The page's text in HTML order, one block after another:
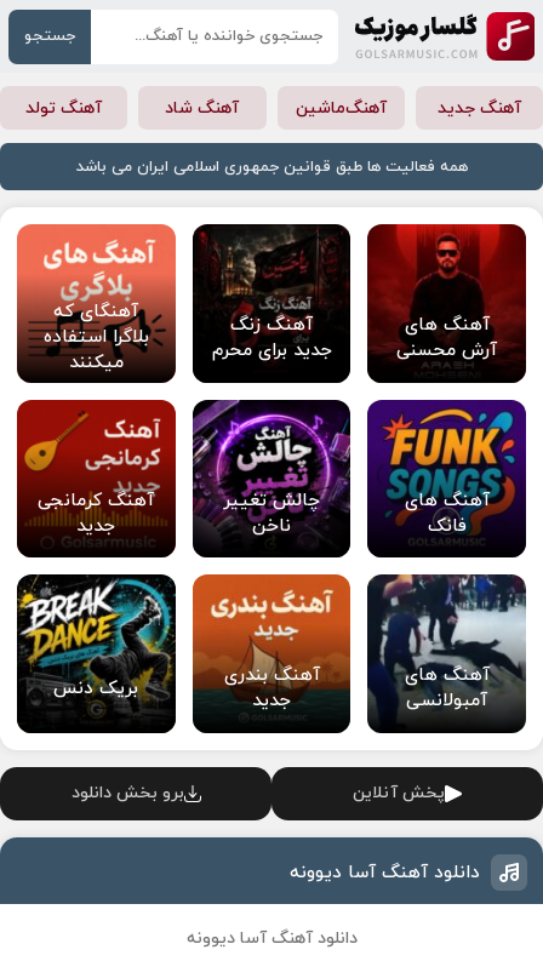
جستجو
آهنگ جدید آهنگ‌ماشین آهنگ شاد آهنگ تولد
همه فعالیت ها طبق قوانین جمهوری اسلامی ایران می باشد
آهنگ های
آرش محسنی
آهنگ زنگ
جدید برای محرم
آهنگای که
بلاگرا استفاده
میکنند
آهنگ های
فانک
چالش تغییر
ناخن
آهنگ کرمانجی
جدید
آهنگ های
آمبولانسی
آهنگ بندری
جدید
بریک دنس
پخش آنلاین برو بخش دانلود
دانلود آهنگ آسا دیوونه
دانلود آهنگ آسا دیوونه